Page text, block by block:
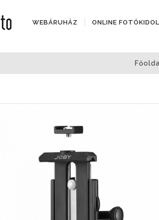
WEBÁRUHÁZ
Objektívek
Adattárolók
Állványok
Diktafonok, Diktafon
tartozékok
Markolatok
ONLINE